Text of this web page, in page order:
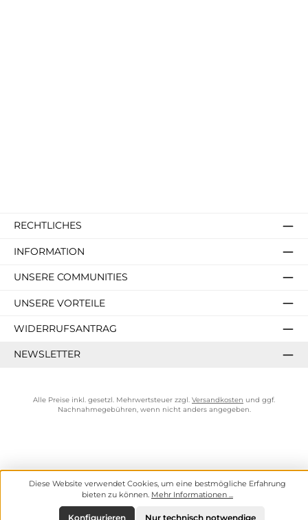
RECHTLICHES
INFORMATION
UNSERE COMMUNITIES
UNSERE VORTEILE
WIDERRUFSANTRAG
NEWSLETTER
Alle Preise inkl. gesetzl. Mehrwertsteuer zzgl. Versandkosten und ggf.
Nachnahmegebühren, wenn nicht anders angegeben.
Diese Website verwendet Cookies, um eine bestmögliche Erfahrung
bieten zu können. Mehr Informationen ...
Nur technisch notwendige
Konfigurieren